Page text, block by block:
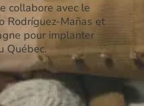
collabore avec le
Rodríguez-Mañas et
pour implanter
Québec.